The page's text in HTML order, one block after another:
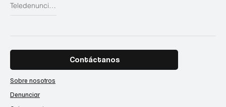
Teledenuncias
Contáctanos
Sobre nosotros
Denunciar